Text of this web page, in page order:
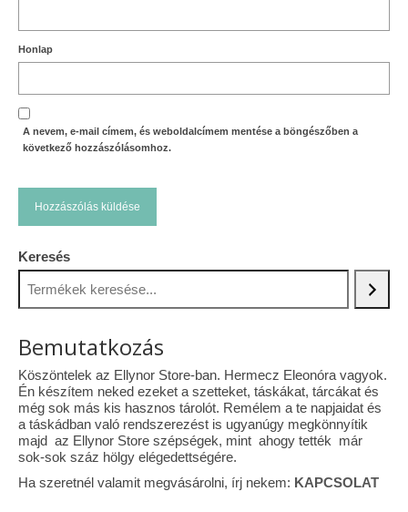
Honlap
A nevem, e-mail címem, és weboldalcímem mentése a böngészőben a
következő hozzászólásomhoz.
Keresés
Bemutatkozás
Köszöntelek az Ellynor Store-ban. Hermecz Eleonóra vagyok.
Én készítem neked ezeket a szetteket, táskákat, tárcákat és
még sok más kis hasznos tárolót. Remélem a te napjaidat és
a táskádban való rendszerezést is ugyanúgy megkönnyítik
majd az Ellynor Store szépségek, mint ahogy tették már
sok-sok száz hölgy elégedettségére.
Ha szeretnél valamit megvásárolni, írj nekem: KAPCSOLAT